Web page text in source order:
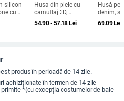
silicon
cu
–
cădere,
Husa din piele cu
camuflaj 3D,
căptușeală din
bumbac, stil jachetă
54.90 - 57.18Lei
Husă
denim,
pentru
Max și
69.09Lei
produs în perioadă de 14 zile.
achiziționate în termen de 14 zile -
*(cu excepția costumelor de baie